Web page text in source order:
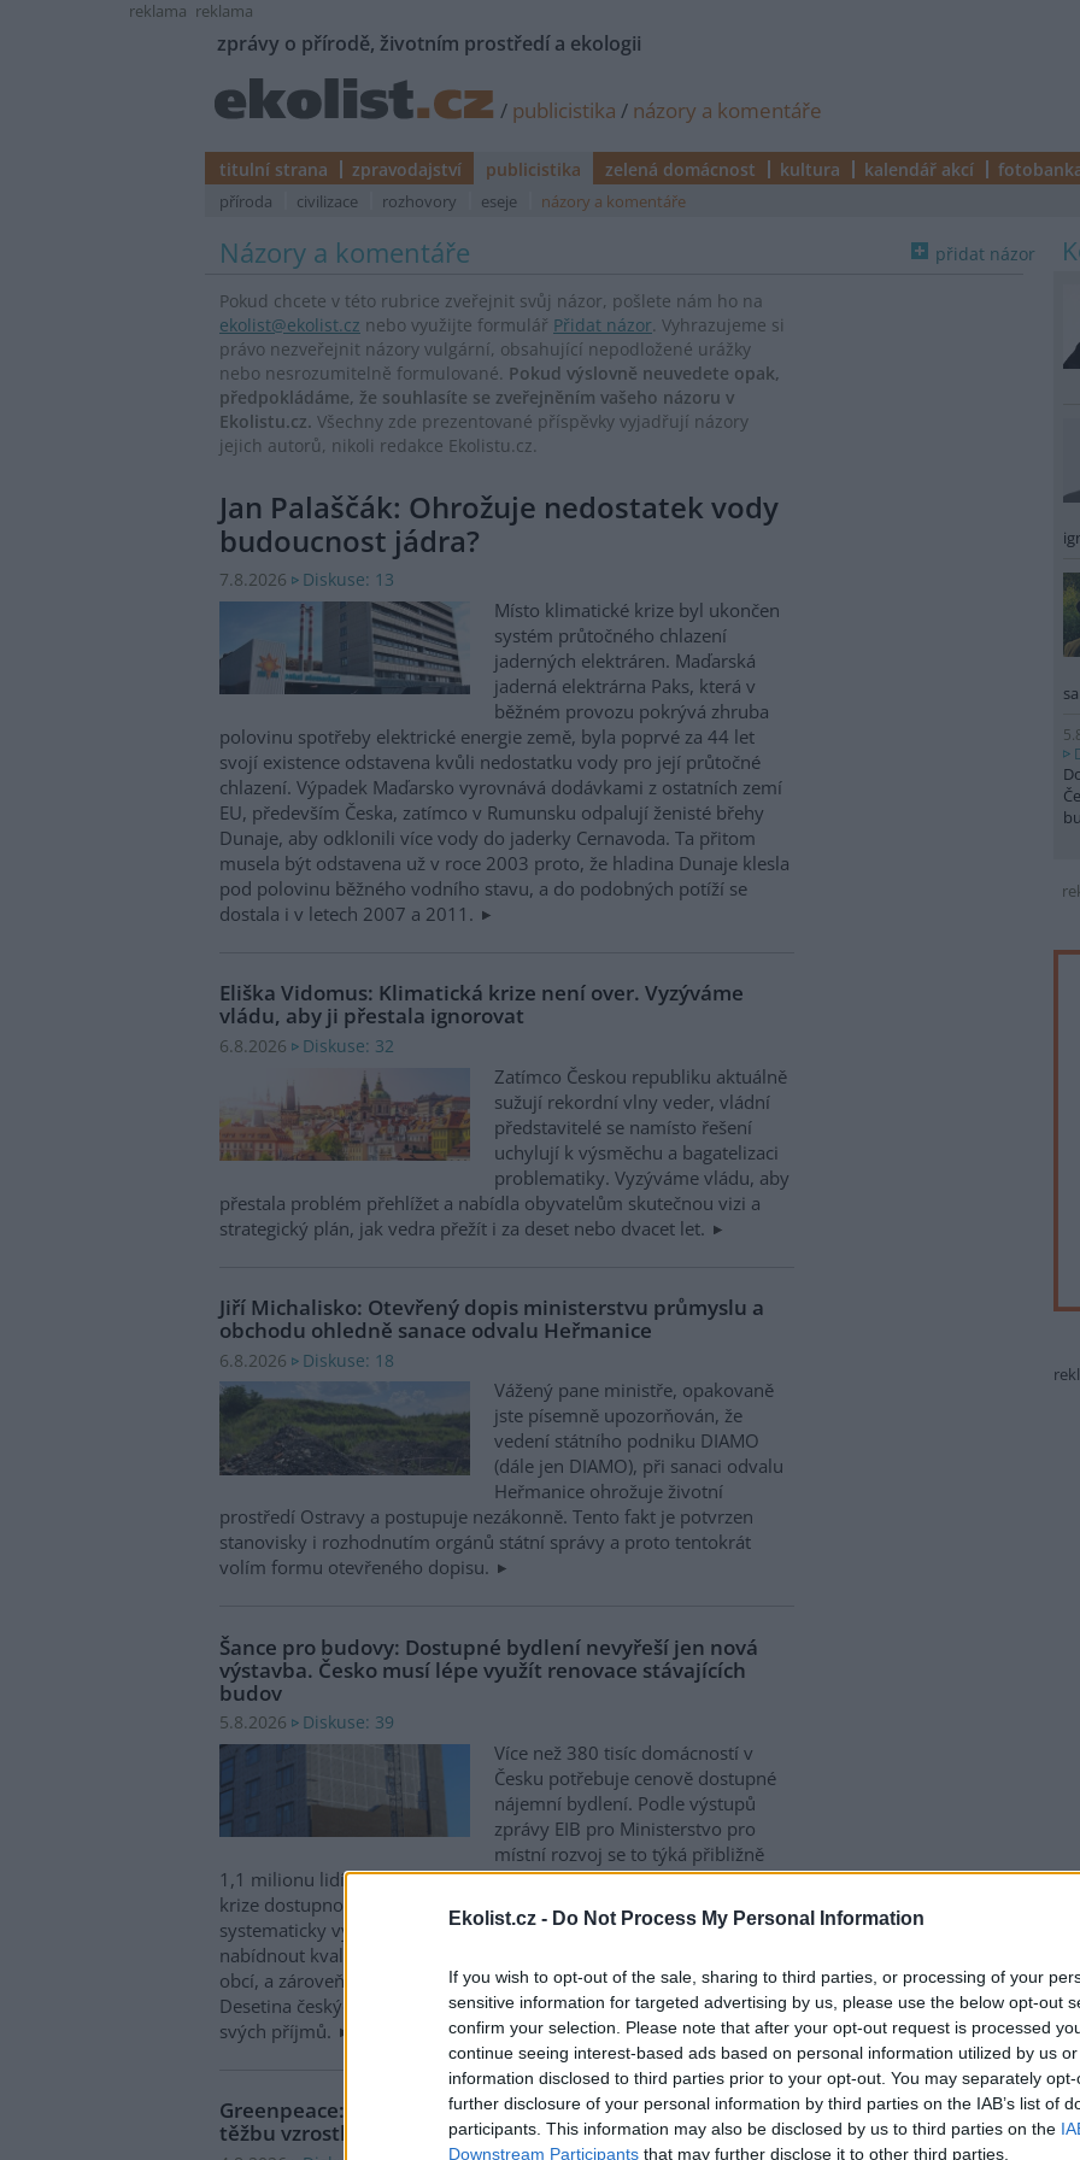
Ekolist.cz - Do Not Process My Personal Information
If you wish to opt-out of the sale, sharing to third parties, or processing of your
sensitive information for targeted advertising by us, please use the below opt-out
confirm your selection. Please note that after your opt-out request is processed
continue seeing interest-based ads based on personal information utilized by us
information disclosed to third parties prior to your opt-out. You may separately
further disclosure of your personal information by third parties on the IAB’s list of
participants. This information may also be disclosed by us to third parties on the
Downstream Participants that may further disclose it to other third parties.
reklama reklama
zprávy o přírodě, životním prostředí a ekologii
/ publicistika / názory a komentáře
titulní strana zpravodajství publicistika zelená domácnost kultura kalendář akcí
příroda civilizace rozhovory eseje názory a komentáře
přidat názor
Názory a komentáře
Pokud chcete v této rubrice zveřejnit svůj názor, pošlete nám ho na
ekolist@ekolist.cz nebo využijte formulář Přidat názor. Vyhrazujeme si
právo nezveřejnit názory vulgární, obsahující nepodložené urážky
nebo nesrozumitelně formulované. Pokud výslovně neuvedete opak,
předpokládáme, že souhlasíte se zveřejněním vašeho názoru v
Ekolistu.cz. Všechny zde prezentované příspěvky vyjadřují názory
jejich autorů, nikoli redakce Ekolistu.cz.
Jan Palaščák: Ohrožuje nedostatek vody
budoucnost jádra?
7.8.2026 Diskuse: 13
Místo klimatické krize byl ukončen
systém průtočného chlazení
jaderných elektráren. Maďarská
jaderná elektrárna Paks, která v
běžném provozu pokrývá zhruba
polovinu spotřeby elektrické energie země, byla poprvé za 44 let
svojí existence odstavena kvůli nedostatku vody pro její průtočné
chlazení. Výpadek Maďarsko vyrovnává dodávkami z ostatních zemí
EU, především Česka, zatímco v Rumunsku odpalují ženisté břehy
Dunaje, aby odklonili více vody do jaderky Cernavoda. Ta přitom
musela být odstavena už v roce 2003 proto, že hladina Dunaje klesla
pod polovinu běžného vodního stavu, a do podobných potíží se
dostala i v letech 2007 a 2011.
Eliška Vidomus: Klimatická krize není over. Vyzýváme
vládu, aby ji přestala ignorovat
6.8.2026 Diskuse: 32
Zatímco Českou republiku aktuálně
sužují rekordní vlny veder, vládní
představitelé se namísto řešení
uchylují k výsměchu a bagatelizaci
problematiky. Vyzýváme vládu, aby
přestala problém přehlížet a nabídla obyvatelům skutečnou vizi a
strategický plán, jak vedra přežít i za deset nebo dvacet let.
Jiří Michalisko: Otevřený dopis ministerstvu průmyslu a
obchodu ohledně sanace odvalu Heřmanice
6.8.2026 Diskuse: 18
Vážený pane ministře, opakovaně
jste písemně upozorňován, že
vedení státního podniku DIAMO
(dále jen DIAMO), při sanaci odvalu
Heřmanice ohrožuje životní
prostředí Ostravy a postupuje nezákonně. Tento fakt je potvrzen
stanovisky i rozhodnutím orgánů státní správy a proto tentokrát
volím formu otevřeného dopisu.
Šance pro budovy: Dostupné bydlení nevyřeší jen nová
výstavba. Česko musí lépe využít renovace stávajících
budov
5.8.2026 Diskuse: 39
Více než 380 tisíc domácností v
Česku potřebuje cenově dostupné
nájemní bydlení. Podle výstupů
zprávy EIB pro Ministerstvo pro
místní rozvoj se to týká přibližně
1,1 milionu lidí, tedy zhruba 40 % osob žijících v nájmu. K řešení
krize dostupnosti bydlení je kromě nové výstavby nutné
systematicky využívat také renovace stávajících budov. Ty mohou
nabídnout kvalitní bydlení, například díky využití objektů v centrech
obcí, a zároveň snižovat jeho dlouhodobé provozní náklady.
Desetina českých domácností totiž vydává na bydlení více než 40 %
svých příjmů.
Greenpeace: Podpora moratoria na hlubokomořskou
těžbu vzrostla na 46 států. ČR mezi nimi zatím chybí